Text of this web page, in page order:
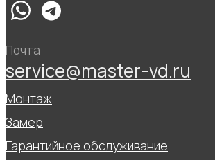
Почта
service@master-vd.ru
Монтаж
Замер
Гарантийное обслуживание